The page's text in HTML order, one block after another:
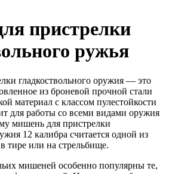
пристрелки
ружья
гладкоствольного оружия — это
из броневой прочной стали
материал с классом пулестойкости
для работы со всеми видами оружия
мишень для пристрелки
12 калибра считается одной из
тире или на стрельбище.
мишеней особенно популярны те,